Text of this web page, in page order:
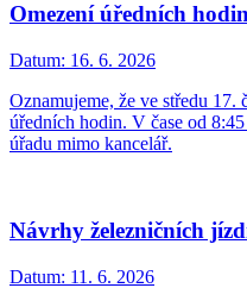
Omezení úředních
Datum: 16. 6. 2026
Oznamujeme, že ve středu 17.
úředních hodin. V čase od
úřadu mimo kancelář.
Návrhy železničních
Datum: 11. 6. 2026